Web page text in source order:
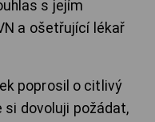
s jejím
a ošetřující lékař
poprosil o citlivý
si dovoluji požádat,